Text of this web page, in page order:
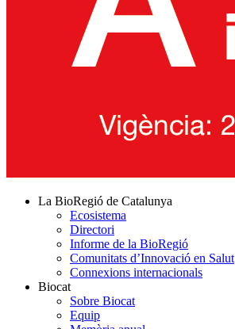
La BioRegió de Catalunya
Ecosistema
Directori
Informe de la BioRegió
Comunitats d’Innovació en Salut
Connexions internacionals
Biocat
Sobre Biocat
Equip